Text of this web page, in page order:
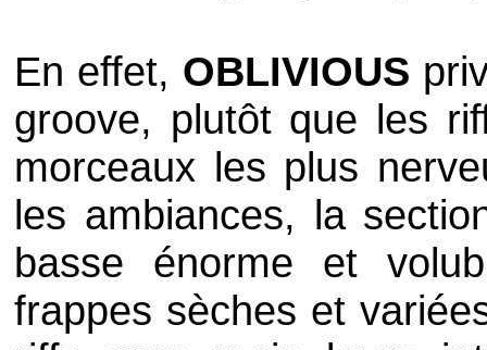
En effet, OBLIVIOUS
groove, plutôt que les
morceaux les plus
les ambiances, la
basse énorme et
frappes sèches et